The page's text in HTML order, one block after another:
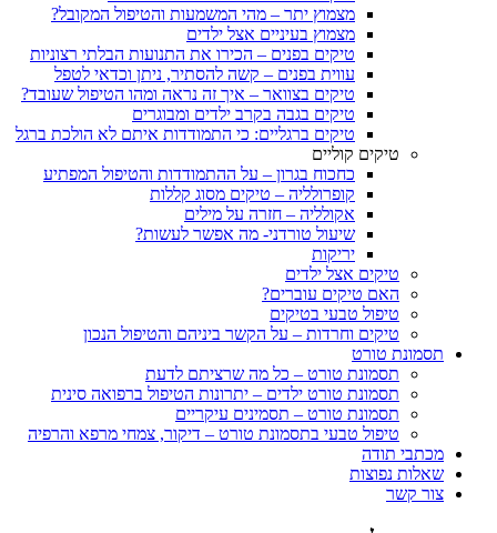
מצמוץ יתר – מהי המשמעות והטיפול המקובל?
מצמוץ בעיניים אצל ילדים
טיקים בפנים – הכירו את התנועות הבלתי רצוניות
עווית בפנים – קשה להסתיר, ניתן וכדאי לטפל
טיקים בצוואר – איך זה נראה ומהו הטיפול שעובד?
טיקים בגבה בקרב ילדים ומבוגרים
טיקים ברגליים: כי התמודדות איתם לא הולכת ברגל
טיקים קוליים
כחכוח בגרון – על ההתמודדות והטיפול המפתיע
קופרולליה – טיקים מסוג קללות
אקולליה – חזרה על מילים
שיעול טורדני- מה אפשר לעשות?
יריקות
טיקים אצל ילדים
האם טיקים עוברים?
טיפול טבעי בטיקים
טיקים וחרדות – על הקשר ביניהם והטיפול הנכון
תסמונת טורט
תסמונת טורט – כל מה שרציתם לדעת
תסמונת טורט ילדים – יתרונות הטיפול ברפואה סינית
תסמונת טורט – תסמינים עיקריים
טיפול טבעי בתסמונת טורט – דיקור, צמחי מרפא והרפיה
מכתבי תודה
שאלות נפוצות
צור קשר